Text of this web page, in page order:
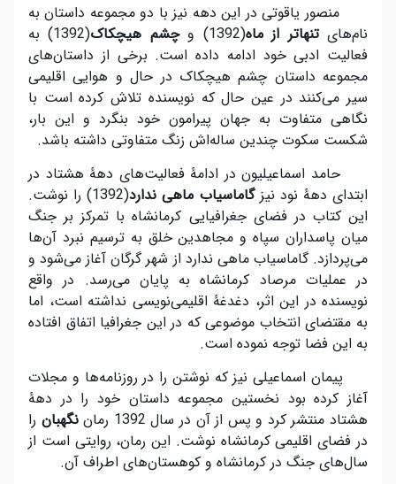
منصور یاقوتی در این دهه نیز با دو مجموعه داستان به
نام‌هایتنهاتر از ماه(1392) و چشم هیچکاک
(1392) به
فعالیت ادبی خود ادامه داده است. برخی از داستان‌های
مجموعه داستان چشم هیچکاک در حال و هوایی اقلیمی
سیر می‌کنند در عین حال که نویسنده تلاش کرده است با
نگاهی متفاوت به جهان پیرامون خود بنگرد و این بار،
شکست سکوت چندین ساله‌اش زنگ متفاوتی داشته باشد.
حامد اسماعیلیون در ادامۀ فعالیت‌های دهۀ هشتاد در
ابتدای دهۀ نود نیزگاماسیاب ماهی ندارد
(1392) را نوشت.
این کتاب در فضای جغرافیایی کرمانشاه با تمرکز بر جنگ
میان پاسداران سپاه و مجاهدین خلق به ترسیم نبرد آن‌ها
می‌پردازد. گاماسیاب ماهی ندارد از شهر گرگان آغاز می‌شود و
در عملیات مرصاد کرمانشاه به پایان می‌رسد. در واقع
نویسنده در این اثر، دغدغۀ اقلیمی‌نویسی نداشته است، اما
به مقتضای انتخاب موضوعی که در این جغرافیا اتفاق افتاده
به این فضا توجه نموده است.
پیمان اسماعیلی نیز که نوشتن را در روزنامه‌ها و مجلات
آغاز کرده بود نخستین مجموعه داستان خود را در دهۀ
هشتاد منتشر کرد و پس از آن در سال 1392 رمان
نگهبان را
در فضای اقلیمی کرمانشاه نوشت. این رمان، روایتی است از
سال‌های جنگ در کرمانشاه و کوهستان‌های اطراف آن.